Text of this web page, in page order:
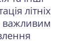
літніх
важливим